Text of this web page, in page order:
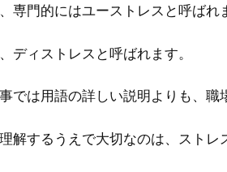
専門的にはユーストレスと呼ばれ
ディストレスと呼ばれます。
では用語の詳しい説明よりも、
解するうえで大切なのは、スト